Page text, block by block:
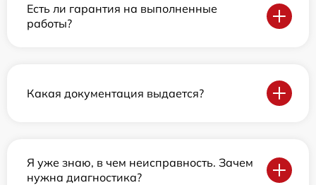
Есть ли гарантия на выполненные
работы?
Какая документация выдается?
Я уже знаю, в чем неисправность. Зачем
нужна диагностика?